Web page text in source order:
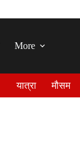
More
यात्रा मौसम